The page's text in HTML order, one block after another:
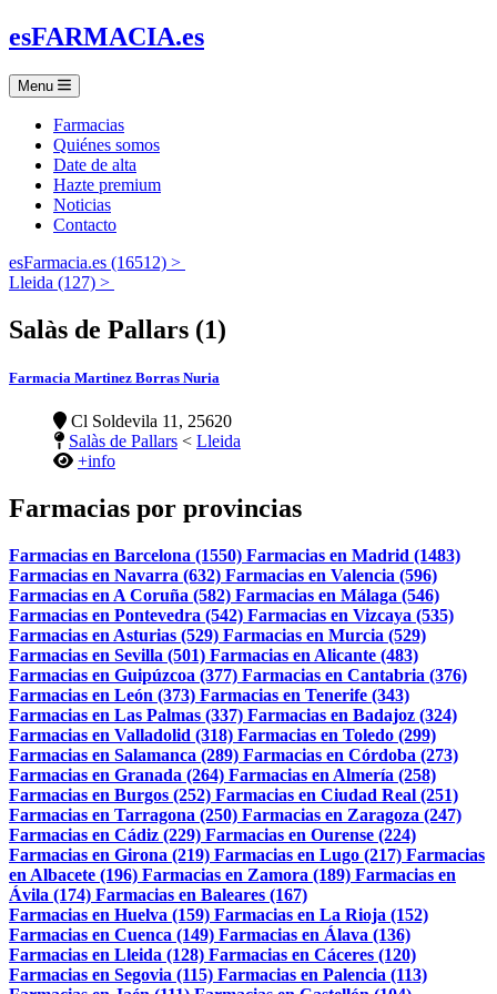
esFARMACIA.es
Menu
Farmacias
Quiénes somos
Date de alta
Hazte premium
Noticias
Contacto
esFarmacia.es (16512) >
Lleida (127) >
Salàs de Pallars (1)
Farmacia Martinez Borras Nuria
Cl Soldevila 11, 25620
Salàs de Pallars < Lleida
+info
Farmacias por provincias
Farmacias en Barcelona (1550) Farmacias en Madrid (1483)
Farmacias en Navarra (632) Farmacias en Valencia (596)
Farmacias en A Coruña (582) Farmacias en Málaga (546)
Farmacias en Pontevedra (542) Farmacias en Vizcaya (535)
Farmacias en Asturias (529) Farmacias en Murcia (529)
Farmacias en Sevilla (501) Farmacias en Alicante (483)
Farmacias en Guipúzcoa (377) Farmacias en Cantabria (376)
Farmacias en León (373) Farmacias en Tenerife (343)
Farmacias en Las Palmas (337) Farmacias en Badajoz (324)
Farmacias en Valladolid (318) Farmacias en Toledo (299)
Farmacias en Salamanca (289) Farmacias en Córdoba (273)
Farmacias en Granada (264) Farmacias en Almería (258)
Farmacias en Burgos (252) Farmacias en Ciudad Real (251)
Farmacias en Tarragona (250) Farmacias en Zaragoza (247)
Farmacias en Cádiz (229) Farmacias en Ourense (224)
Farmacias en Girona (219) Farmacias en Lugo (217) Farmacias
en Albacete (196) Farmacias en Zamora (189) Farmacias en
Ávila (174) Farmacias en Baleares (167)
Farmacias en Huelva (159) Farmacias en La Rioja (152)
Farmacias en Cuenca (149) Farmacias en Álava (136)
Farmacias en Lleida (128) Farmacias en Cáceres (120)
Farmacias en Segovia (115) Farmacias en Palencia (113)